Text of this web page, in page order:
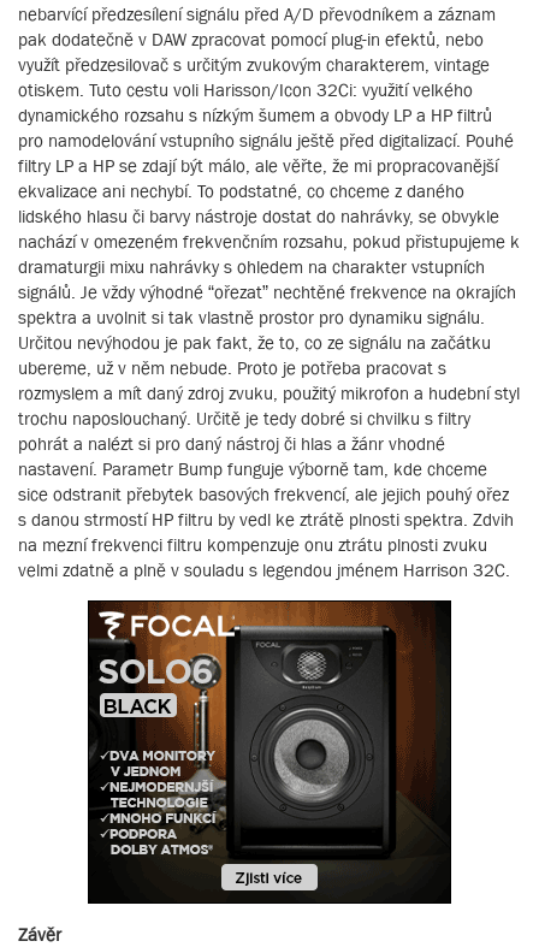
nebarvící předzesílení signálu před A/D převodníkem a záznam
pak dodatečně v DAW zpracovat pomocí plug-in efektů, nebo
využít předzesilovač s určitým zvukovým charakterem, vintage
otiskem. Tuto cestu voli Harisson/Icon 32Ci: využití velkého
dynamického rozsahu s nízkým šumem a obvody LP a HP filtrů
pro namodelování vstupního signálu ještě před digitalizací. Pouhé
filtry LP a HP se zdají být málo, ale věřte, že mi propracovanější
ekvalizace ani nechybí. To podstatné, co chceme z daného
lidského hlasu či barvy nástroje dostat do nahrávky, se obvykle
nachází v omezeném frekvenčním rozsahu, pokud přistupujeme k
dramaturgii mixu nahrávky s ohledem na charakter vstupních
signálů. Je vždy výhodné “ořezat” nechtěné frekvence na okrajích
spektra a uvolnit si tak vlastně prostor pro dynamiku signálu.
Určitou nevýhodou je pak fakt, že to, co ze signálu na začátku
ubereme, už v něm nebude. Proto je potřeba pracovat s
rozmyslem a mít daný zdroj zvuku, použitý mikrofon a hudební styl
trochu naposlouchaný. Určitě je tedy dobré si chvilku s filtry
pohrát a nalézt si pro daný nástroj či hlas a žánr vhodné
nastavení. Parametr Bump funguje výborně tam, kde chceme
sice odstranit přebytek basových frekvencí, ale jejich pouhý ořez
s danou strmostí HP filtru by vedl ke ztrátě plnosti spektra. Zdvih
na mezní frekvenci filtru kompenzuje onu ztrátu plnosti zvuku
velmi zdatně a plně v souladu s legendou jménem Harrison 32C.
Závěr